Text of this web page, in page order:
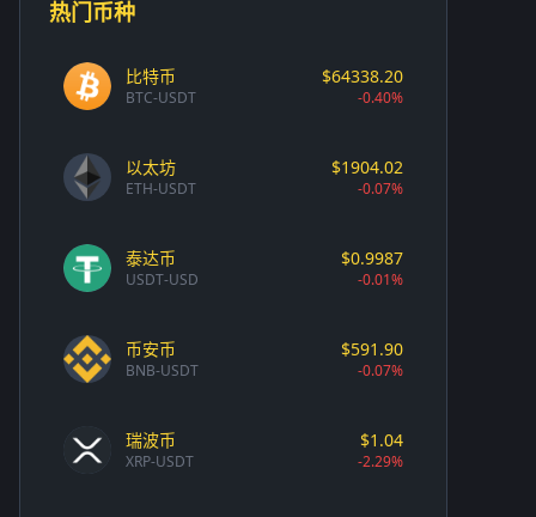
热门币种
比特币
BTC-USDT
$64338.20
-0.40%
以太坊
ETH-USDT
$1904.02
-0.07%
泰达币
USDT-USD
$0.9987
-0.01%
币安币
BNB-USDT
$591.90
-0.07%
瑞波币
XRP-USDT
$1.04
-2.29%